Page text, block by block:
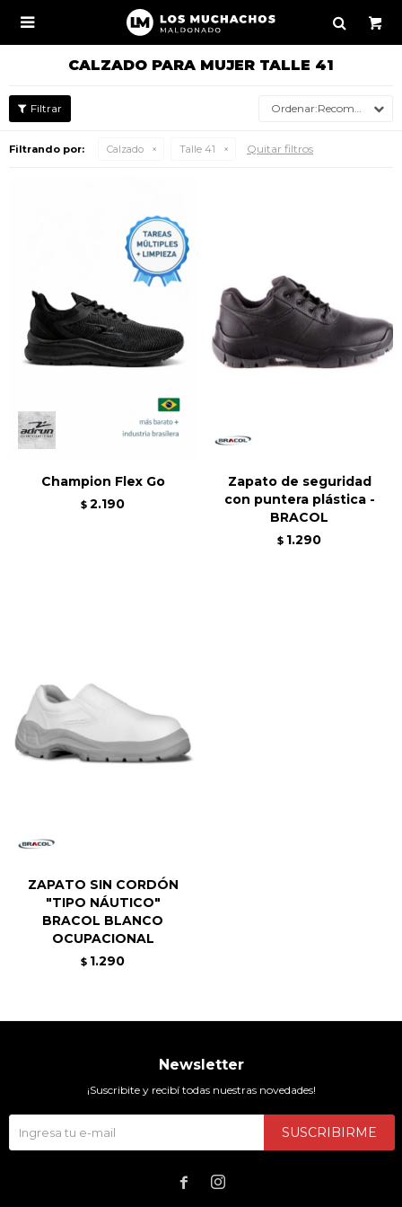

CALZADO PARA MUJER TALLE 41
Recomendados
Filtrando por: Calzado Talle 41 Quitar filtros
Champion Flex Go
$ 2.190
Zapato de seguridad
con puntera plástica -
BRACOL
$ 1.290
ZAPATO SIN CORDÓN
"TIPO NÁUTICO"
BRACOL BLANCO
OCUPACIONAL
$ 1.290
Newsletter
¡Suscribite y recibí todas nuestras novedades!
SUSCRIBIRME
 